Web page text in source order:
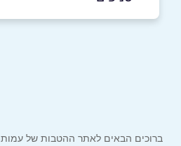
באתר
טלפון*
ברוכים הבאים לאתר ההטבות של